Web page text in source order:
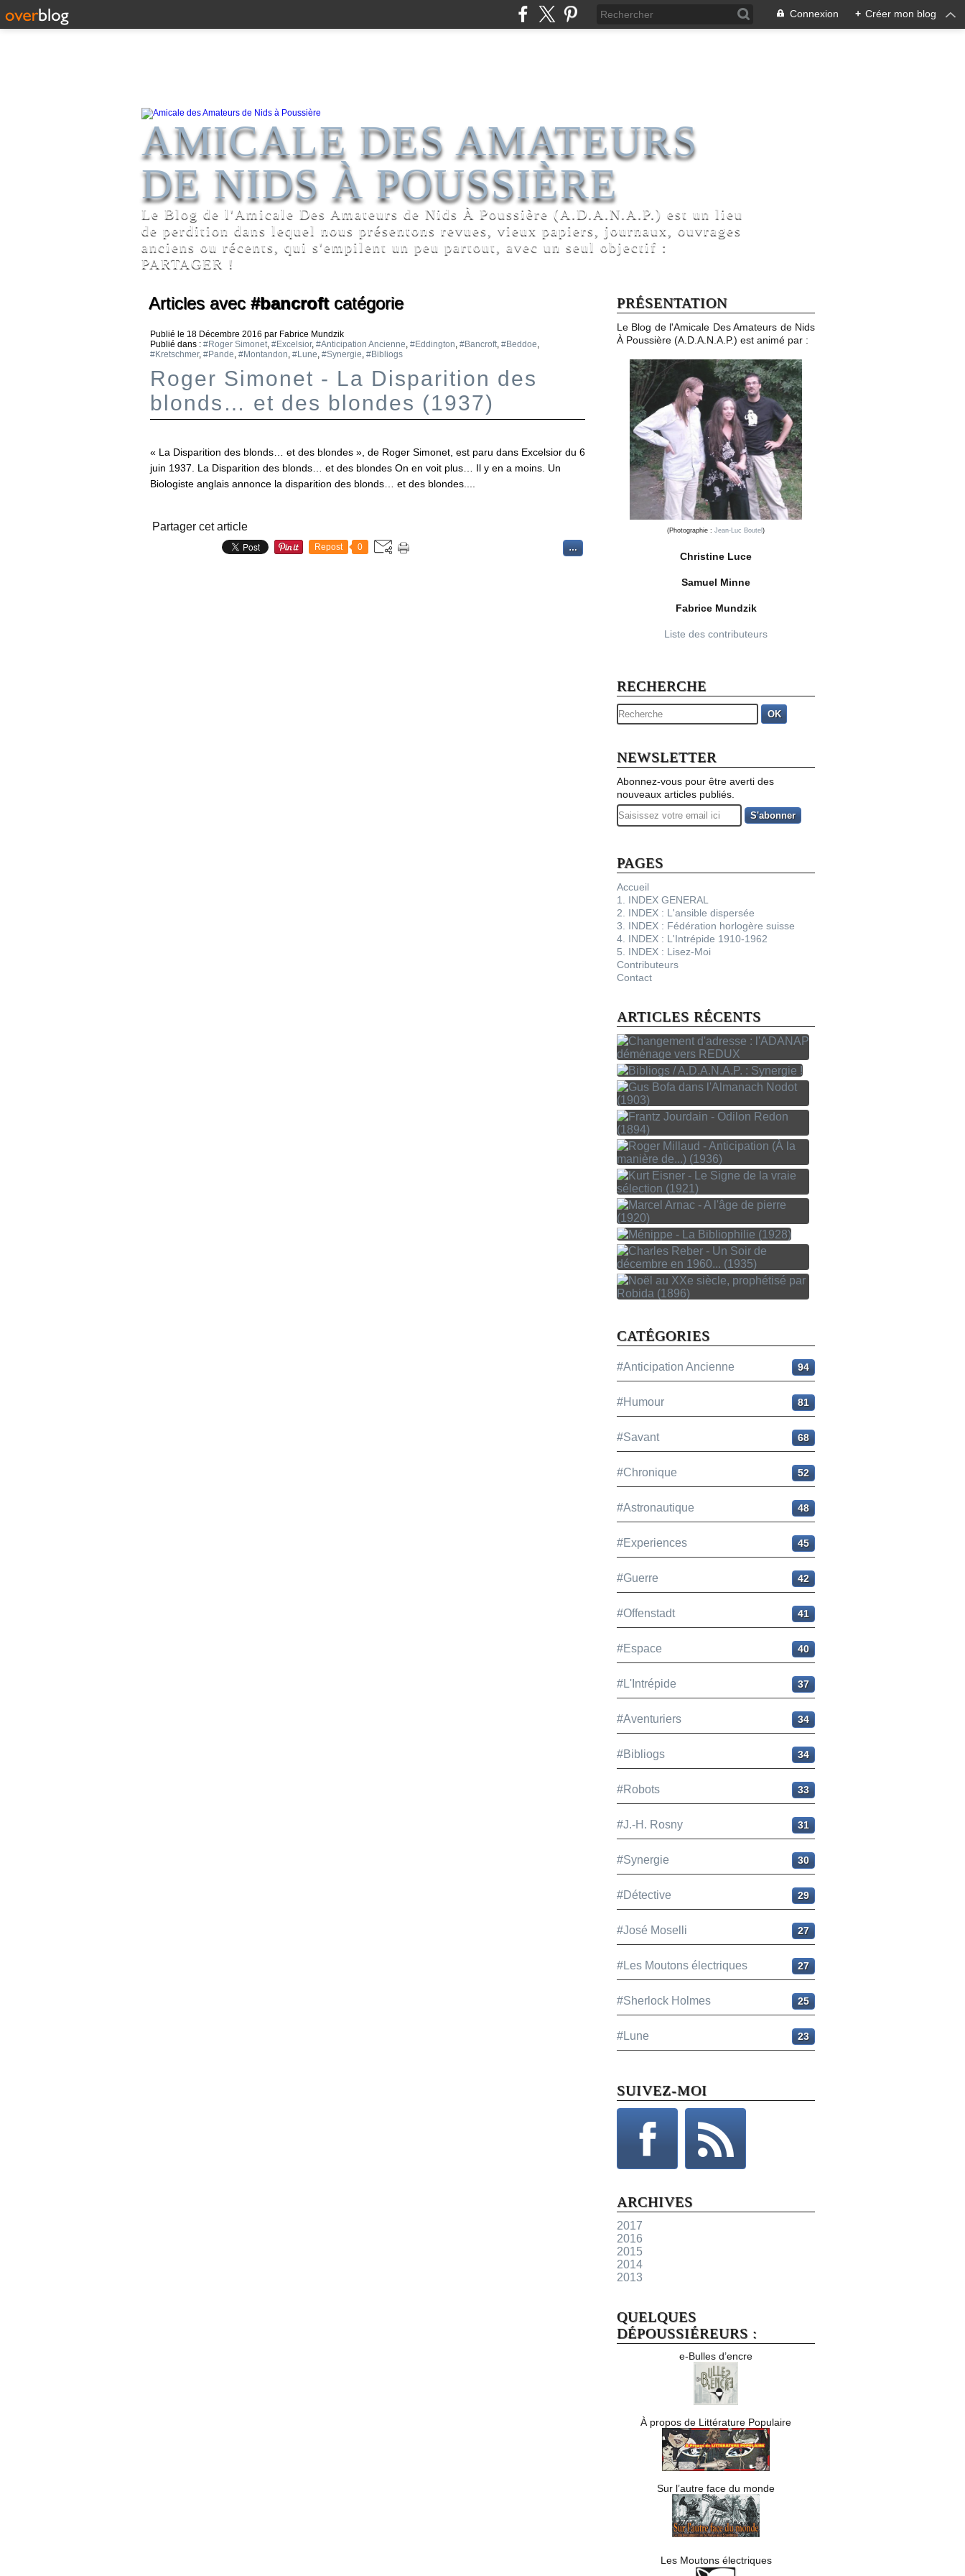
Connexion + Créer mon blog
AMICALE DES AMATEURS
DE NIDS À POUSSIÈRE
Le Blog de l'Amicale Des Amateurs de Nids À Poussière (A.D.A.N.A.P.) est un lieu
de perdition dans lequel nous présentons revues, vieux papiers, journaux, ouvrages
anciens ou récents, qui s'empilent un peu partout, avec un seul objectif :
PARTAGER !
Articles avec #bancroftcatégorie
Publié le 18 Décembre 2016 par Fabrice Mundzik
Publié dans : #Roger Simonet, #Excelsior, #Anticipation Ancienne, #Eddington, #Bancroft, #Beddoe,
#Kretschmer, #Pande, #Montandon, #Lune, #Synergie, #Bibliogs
Roger Simonet - La Disparition des
blonds… et des blondes (1937)
« La Disparition des blonds… et des blondes », de Roger Simonet, est paru dans Excelsior du 6
juin 1937. La Disparition des blonds… et des blondes On en voit plus… Il y en a moins. Un
Biologiste anglais annonce la disparition des blonds… et des blondes....
Partager cet article
Repost 0 …
PRÉSENTATION
Le Blog de l'Amicale Des Amateurs de Nids
À Poussière (A.D.A.N.A.P.) est animé par :
(Photographie : Jean-Luc Boutel )
Christine Luce
Samuel Minne
Fabrice Mundzik
Liste des contributeurs
RECHERCHE
OK
NEWSLETTER
Abonnez-vous pour être averti des
nouveaux articles publiés.
Email
PAGES
Accueil
1. INDEX GENERAL
2. INDEX : L'ansible dispersée
3. INDEX : Fédération horlogère suisse
4. INDEX : L'Intrépide 1910-1962
5. INDEX : Lisez-Moi
Contributeurs
Contact
ARTICLES RÉCENTS
CATÉGORIES
#Anticipation Ancienne 94
#Humour 81
#Savant 68
#Chronique 52
#Astronautique 48
#Experiences 45
#Guerre 42
#Offenstadt 41
#Espace 40
#L'Intrépide 37
#Aventuriers 34
#Bibliogs 34
#Robots 33
#J.-H. Rosny 31
#Synergie 30
#Détective 29
#José Moselli 27
#Les Moutons électriques 27
#Sherlock Holmes 25
#Lune 23
SUIVEZ-MOI
ARCHIVES
2017
2016
2015
2014
2013
QUELQUES
DÉPOUSSIÉREURS :
e-Bulles d’encre
À propos de Littérature Populaire
Sur l’autre face du monde
Les Moutons électriques